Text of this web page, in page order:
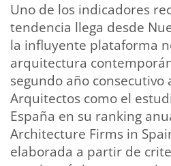
Uno de los indicadores
tendencia llega desde
la influyente plataforma
arquitectura
segundo año consecutivo
Arquitectos como el
España en su ranking
Architecture Firms in
elaborada a partir de